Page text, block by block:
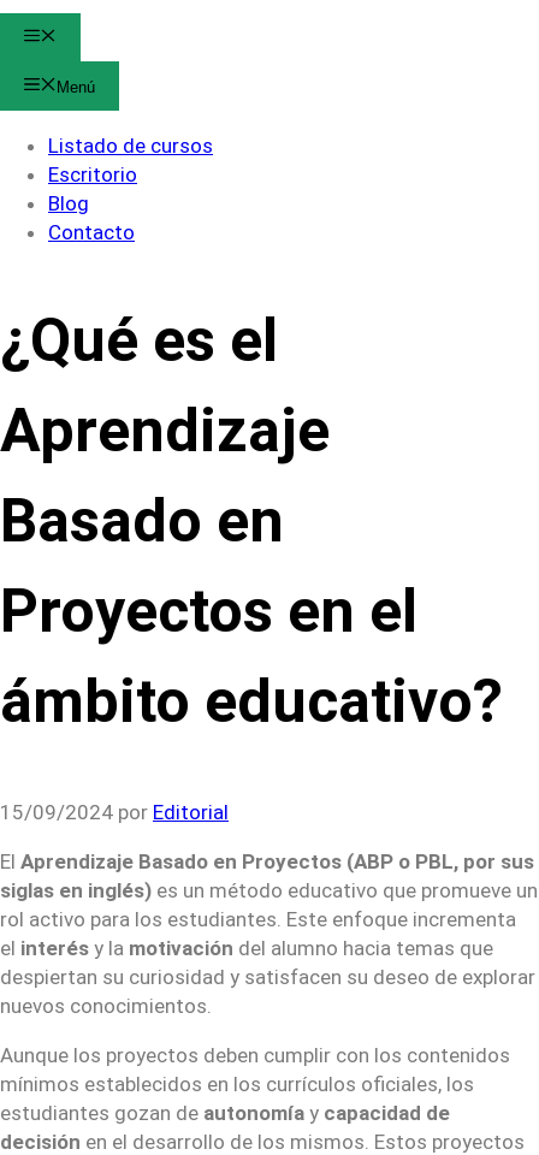
Menú
Listado de cursos
Escritorio
Blog
Contacto
¿Qué es el
Aprendizaje
Basado en
Proyectos en el
ámbito educativo?
15/09/2024 por Editorial
El Aprendizaje Basado en Proyectos (ABP o PBL, por sus
siglas en inglés) es un método educativo que promueve un
rol activo para los estudiantes. Este enfoque incrementa
el interés y la motivación del alumno hacia temas que
despiertan su curiosidad y satisfacen su deseo de explorar
nuevos conocimientos.
Aunque los proyectos deben cumplir con los contenidos
mínimos establecidos en los currículos oficiales, los
estudiantes gozan de autonomía y capacidad de
decisión en el desarrollo de los mismos. Estos proyectos